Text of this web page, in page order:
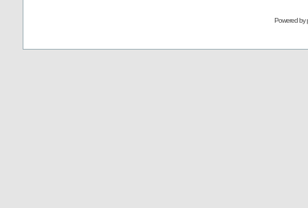
Powered by